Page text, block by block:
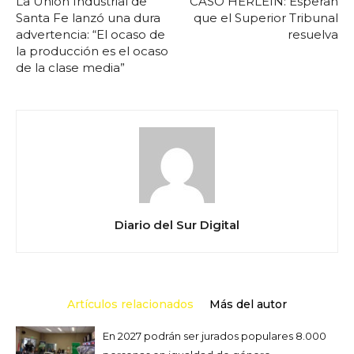
Santa Fe lanzó una dura
advertencia: “El ocaso de
la producción es el ocaso
de la clase media”
que el Superior Tribunal
resuelva
Diario del Sur Digital
Artículos relacionados Más del autor
En 2027 podrán ser jurados populares 8.000